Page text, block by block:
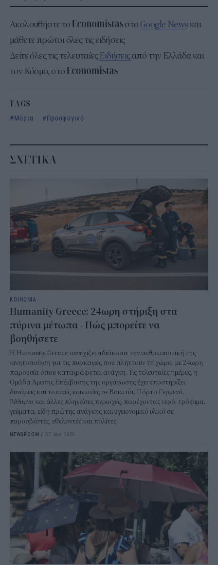
Ακολουθήστε το στο Google Newsκαι
μάθετε πρώτοι όλες τις ειδήσεις
Δείτε όλες τις τελευταίεςΕιδήσειςαπό την Ελλάδα και
τον Κόσμο, στο
TAGS
Μόρια
Προσφυγικό
ΣΧΕΤΙΚΑ
ΚΟΙΝΩΝΙΑ
Humanity Greece: 24ωρη στήριξη στα
πύρινα μέτωπα - Πώς μπορείτε να
βοηθήσετε
Η Humanity Greece συνεχίζει αδιάκοπα την ανθρωπιστική της
κινητοποίηση για τις πυρκαγιές που πλήττουν τη χώρα, με 24ωρη
παρουσία όπου καταγράφεται ανάγκη. Τις τελευταίες ημέρες, η
Ομάδα Άμεσης Επέμβασης της οργάνωσης έχει υποστηρίξει
δυνάμεις και τοπικές κοινωνίες σε Βοιωτία, Πόρτο Γερμενό,
Ρέθυμνο και άλλες πληγείσες περιοχές, παρέχοντας νερό, τρόφιμα,
γεύματα, είδη πρώτης ανάγκης και υγειονομικό υλικό σε
πυροσβέστες, εθελοντές και πολίτες.
NEWSROOM / 07 Αυγ 2026